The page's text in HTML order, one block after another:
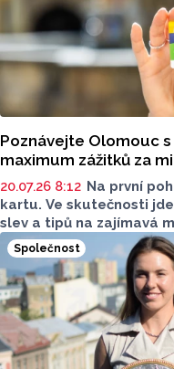
Poznávejte Olomouc
maximum zážitků za
20.07.26 8:12 Na první
kartu. Ve skutečnosti
slev a tipů na zajímavá
na celé střední Moravě
po Olomouci zdarma.
informačním centru v
Společnost